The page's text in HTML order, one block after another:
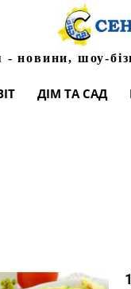
- новини, шоу-
ДІМ ТА САД